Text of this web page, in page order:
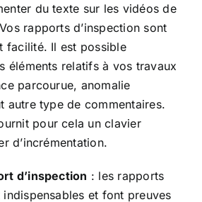
du texte sur les vidéos de
rapports d’inspection sont
facilité. Il est possible
éléments relatifs à vos travaux
parcourue, anomalie
autre type de commentaires.
pour cela un clavier
d’incrémentation.
d’inspection : les rapports
indispensables et font preuves